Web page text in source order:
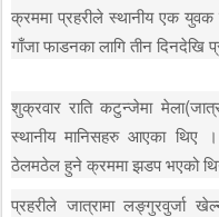
क्रममा प्रहरीले स्थानीय एक युवक
गाँजा फाडनका लागि तीन
शुक्रवार राति कटुन्जेमा
स्थानीय मानिसहरु आएका थिए ।
ठेलमठेल हुने क्रममा झडप भएको
प्रहरीले जात्रामा लङ्गुरवुर्जा